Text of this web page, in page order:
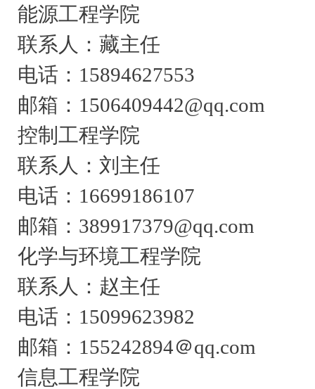
能源工程学院
联系人：藏主任
电话：15894627553
邮箱：1506409442@qq.com
控制工程学院
联系人：刘主任
电话：16699186107
邮箱：389917379@qq.com
化学与环境工程学院
联系人：赵主任
电话：15099623982
邮箱：155242894＠qq.com
信息工程学院